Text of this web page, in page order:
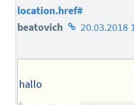
location.href#
beatovich Homepage
Autors
20.03.2018
hallo